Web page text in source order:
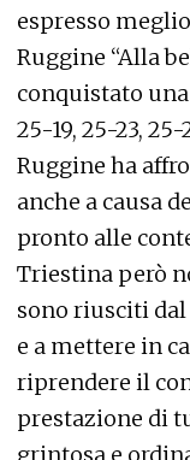
espresso
Ruggine “Alla
conquistato
25-19, 25-23,
Ruggine ha
anche a causa
pronto alle
Triestina però
sono riusciti
e a mettere in
riprendere il
prestazione di